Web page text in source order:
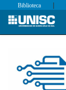
Skip
Biblioteca |